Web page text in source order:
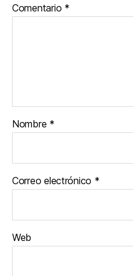
Comentario *
Nombre *
Correo electrónico *
Web